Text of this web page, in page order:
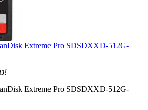
Extreme Pro SDSDXXD-512G-
Extreme Pro SDSDXXD-512G-